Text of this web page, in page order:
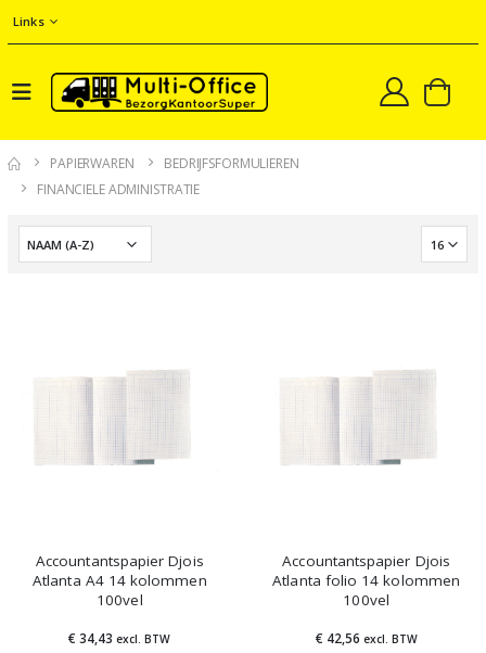
Links
PAPIERWAREN
BEDRIJFSFORMULIEREN
FINANCIELE ADMINISTRATIE
Accountantspapier Djois
Atlanta A4 14 kolommen
100vel
€ 34,43excl. BTW
Accountantspapier Djois
Atlanta folio 14 kolommen
100vel
€ 42,56 excl. BTW